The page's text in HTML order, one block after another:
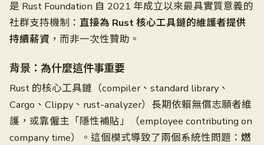
是 Rust Foundation 自 2021 年成立以來最具實質意義的
社群支持機制： 直接為 Rust 核心工具鏈的維護者提供
持續薪資 ，而非一次性贊助。
背景：為什麼這件事重要
Rust 的核心工具鏈（compiler、standard library、
Cargo、Clippy、rust-analyzer）長期依賴無償志願者維
護，或靠僱主「隱性補貼」（employee contributing on
company time）。這個模式導致了兩個系統性問題： 燃